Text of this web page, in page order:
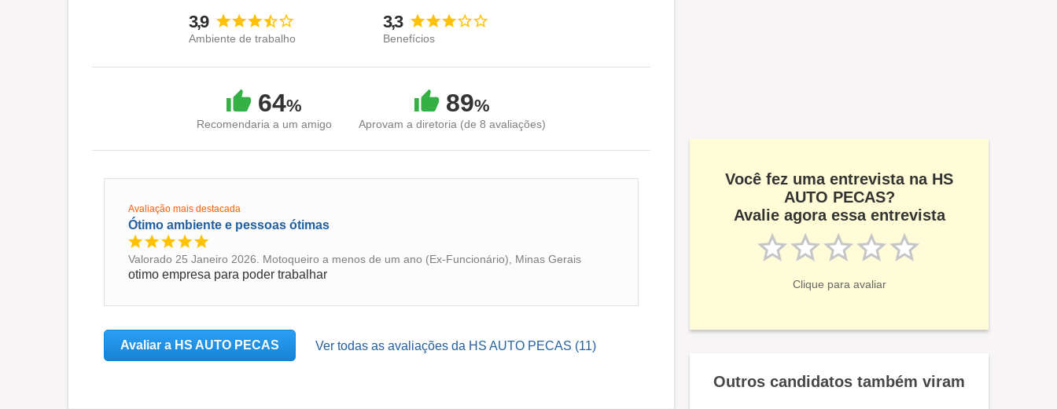
3,9
Ambiente de trabalho
3,3
Benefícios
64%
Recomendaria a um amigo
89%
Aprovam a diretoria (de 8 avaliações)
Avaliação mais destacada
Ótimo ambiente e pessoas ótimas
Valorado 25 Janeiro 2026. Motoqueiro a menos de um ano (Ex-Funcionário), Minas Gerais
otimo empresa para poder trabalhar
Avaliar a HS AUTO PECAS Ver todas as avaliações da HS AUTO PECAS (11)
Você fez uma entrevista na HS
AUTO PECAS?
Avalie agora essa entrevista
Clique para avaliar
Outros candidatos também viram